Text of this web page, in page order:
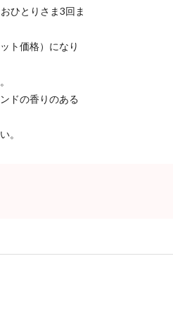
ひとりさま3回ま
ト価格）になり
ドの香りのある
。